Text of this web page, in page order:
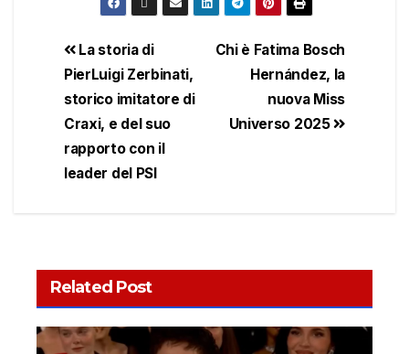
Chi è Fatima Bosch
Hernández, la
nuova Miss
Universo 2025
La storia di
PierLuigi Zerbinati,
storico imitatore di
Craxi, e del suo
rapporto con il
leader del PSI
Related Post